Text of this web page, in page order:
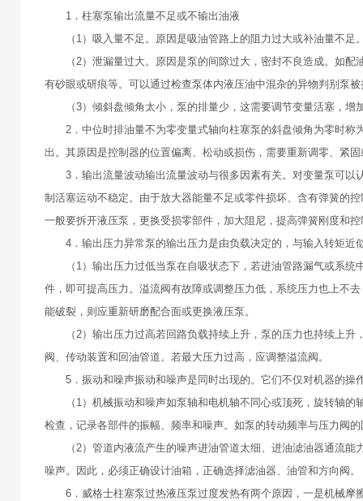
1．柱塞泵输出流量不足或不输出油液
（1）吸入量不足。原因是吸油管路上的阻力过大或补油量不足
（2）泄漏量过大。原因是泵的间隙过大，密封不良造成。如配
有砂眼或研痕等。可以通过检查泵体内液压油中混杂的异物判别泵
（3）倾斜盘倾角太小，泵的排量少，这需要调节变量活塞，增
2．中位时排油量不为零变量式轴向柱塞泵的斜盘倾角为零时称
出。其原因是控制器的位置偏离、松动或损伤，需要重新调零、紧
3．输出流量波动输出流量波动与很多因素有关。对变量泵可以
制活塞运动不稳定。由于放大器能量不足或零件损坏、含有弹簧的
一般要拆开液压泵，更换受损零部件，加大阻尼，提高弹簧刚度和
4．输出压力异常泵的输出压力是由负载决定的，与输入转矩近
（1）输出压力过低当泵在自吸状态下，若进油管路漏气或系统
件，即可提高压力。溢流阀有故障或调整压力低，系统压力也上不
能破裂，则应重新研磨配合面或更换液压泵。
（2）输出压力过高若回路负载持续上升，泵的压力也持续上升
阀、传动装置和回油管道。若最大压力过高，应调整溢流阀。
5．振动和噪声振动和噪声是同时出现的。它们不仅对机器的操
（1）机械振动和噪声如泵轴和电机轴不同心或顶死，旋转轴的
检查，记录各部件的振幅、频率和噪声。如泵的转动频率与压力阀
（2）管道内液流产生的噪声进油管道太细、进油滤油器通流能
噪声。因此，必须正确设计油箱，正确选择滤油器、油管和方向阀。
6．威格士柱塞泵过热液压泵过度发热有两个原因，一是机械摩